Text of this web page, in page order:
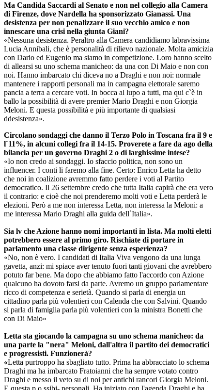
Ma Candida Saccardi al Senato e non nel collegio alla Camera
di Firenze, dove Nardella ha sponsorizzato Gianassi. Una
desistenza per non penalizzare il suo vecchio amico e non
innescare una crisi nella giunta Giani?
«Nessuna desistenza. Peraltro alla Camera candidiamo labravissima
Lucia Annibali, che è personalità di rilievo nazionale. Molta amicizia
con Dario ed Eugenio ma siamo in competizione. Loro hanno scelto
di allearsi su uno schema manicheo: da una con Di Maio e non con
noi. Hanno imbarcato chi diceva no a Draghi e non noi: normale
mantenere i rapporti personali ma in campagna elettorale saremo
pancia a terra a cercare voti. In bocca al lupo a tutti, ma qui c`è in
ballo la possibilità di avere premier Mario Draghi e non Giorgia
Meloni. E questa possibilità e più importante di qualsiasi
ddesistenza».
Circolano sondaggi che danno il Terzo Polo in Toscana fra il 9 e
l`11%, in alcuni collegi fra il 14-15. Proverete a fare da ago della
bilancia per un governo Draghi 2 o di larghissime intese?
«Io non credo ai sondaggi. Io sfaccio politica, non sono un
influencer. I conti li faremo alla fine. Certo: Enrico Letta ha detto
che noi in coalizione avremmo fatto perdere i voti al Partito
democratico. Il 26 settembre credo che tutta Italia capirà che era vero
il contrario: e cioè che noi prenderemo molti voti e Letta perderà le
elezioni. Però a me non interessa Letta, non interessa la Meloni: a
me interessa Mario Draghi alla guida dell`Italia».
Sia lv che Azione hanno nomi importanti in lista. Ma molti eletti
potrebbero essere al primo giro. Rischiate di portare in
parlamento una classe dirigente senza esperienza?
«No, non è vero. I candidati di Italia Viva vengono da una lunga
gavetta, anzi: mi spiace aver tenuto fuori tanti giovani che avrebbero
potuto far bene. Ma dopo che abbiamo fatto l'accordo con Azione
qualcuno ha dovoto farsi da parte. Avremo un gruppo parlamentare
ricco di competenza e serietà. Quando si parla di energia un
cittadino parla più volentieri con Calenda che con Salvini. Quando
si parla di famiglia parla più volentieri con la ministra Bonetti che
con Di Maio»
Letta sta giocando la campagna su uno schema manicheo: da
una parte la "nera" Meloni, dall'altra il partito dei democratici
e progressisti. Funzionerà?
«Letta purtroppo ha sbagliato tutto. Prima ha abbracciato lo schema
Draghi ma ha imbarcato Fratoianni che ha sempre votato contro
Draghi e messo il veto su di noi per antichi rancori Giorgia Meloni.
E questa p o ssibi- personali. Ha iniziato con l'agenda Draghi e ha